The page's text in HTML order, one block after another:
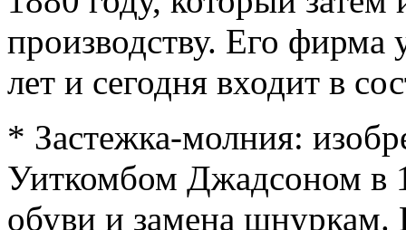
производству. Его фирма
лет и сегодня входит в
* Застежка-молния:
Уиткомбом Джадсоном в
обуви и замена шнуркам.